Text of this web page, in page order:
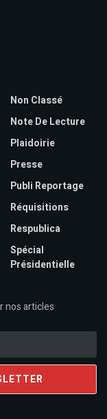
Non Classé
Note De Lecture
Plaidoirie
Presse
Publi Reportage
Réquisitions
Respublica
Spécial
Présidentielle
nos articles